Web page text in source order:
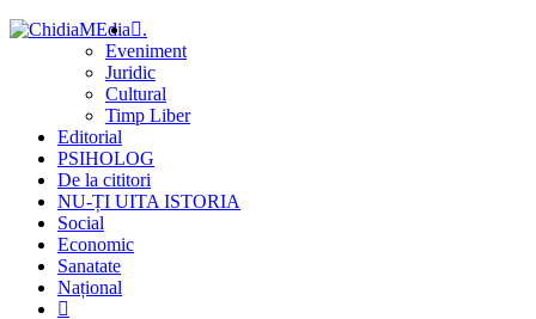
Skip
.
Eveniment
Juridic
Cultural
Timp Liber
Editorial
PSIHOLOG
De la cititori
NU-ȚI UITA ISTORIA
Social
Economic
Sanatate
Național
Toggle